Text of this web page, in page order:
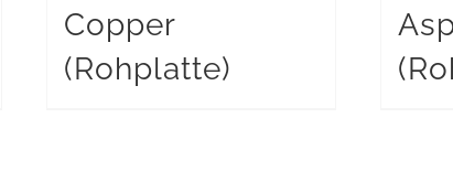
Copper
(Rohplatte)